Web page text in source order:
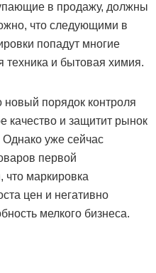
в продажу, должны
что следующими в
попадут многие
техника и бытовая химия.
новый порядок контроля
качество и защитит рынок
Однако уже сейчас
первой
что маркировка
цен и негативно
мелкого бизнеса.